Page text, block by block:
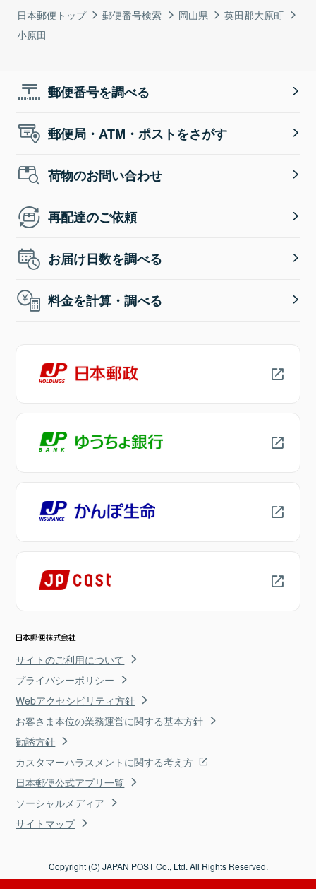
日本郵便トップ 郵便番号検索 岡山県
英田郡大原町
小原田
郵便番号を調べる
郵便局・ATM・ポストをさがす
荷物のお問い合わせ
再配達のご依頼
お届け日数を調べる
料金を計算・調べる
サイトのご利用について
プライバシーポリシー
Webアクセシビリティ方針
お客さま本位の業務運営に関する基本方針
勧誘方針
カスタマーハラスメントに関する考え方
日本郵便公式アプリ一覧
ソーシャルメディア
サイトマップ
Copyright (C) JAPAN POST Co., Ltd. All Rights Reserved.